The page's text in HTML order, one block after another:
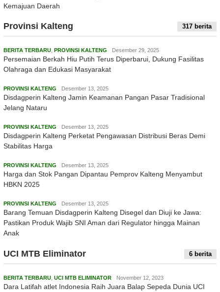
Kemajuan Daerah
Provinsi Kalteng 317 berita
BERITA TERBARU PROVINSI KALTENG Desember 29, 2025
Persemaian Berkah Hiu Putih Terus Diperbarui, Dukung Fasilitas
Olahraga dan Edukasi Masyarakat
PROVINSI KALTENG Desember 13, 2025
Disdagperin Kalteng Jamin Keamanan Pangan Pasar Tradisional
Jelang Nataru
PROVINSI KALTENG Desember 13, 2025
Disdagperin Kalteng Perketat Pengawasan Distribusi Beras Demi
Stabilitas Harga
PROVINSI KALTENG Desember 13, 2025
Harga dan Stok Pangan Dipantau Pemprov Kalteng Menyambut
HBKN 2025
PROVINSI KALTENG Desember 13, 2025
Barang Temuan Disdagperin Kalteng Disegel dan Diuji ke Jawa:
Pastikan Produk Wajib SNI Aman dari Regulator hingga Mainan
Anak
UCI MTB Eliminator 6 berita
BERITA TERBARU UCI MTB ELIMINATOR November 12, 2023
Dara Latifah atlet Indonesia Raih Juara Balap Sepeda Dunia UCI